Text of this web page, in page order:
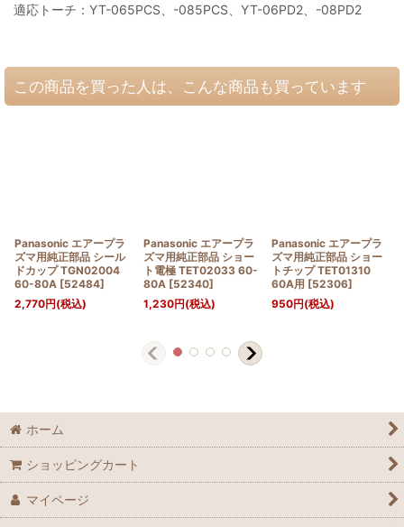
適応トーチ：YT-065PCS、-085PCS、YT-06PD2、-08PD2
この商品を買った人は、こんな商品も買っています
Panasonic エアープラ
ズマ用純正部品 シール
ドカップ TGN02004
60-80A [52484]
2,770円(税込)
Panasonic エアープラ
ズマ用純正部品 ショー
ト電極 TET02033 60-
80A [52340]
1,230円(税込)
Panasonic エアープラ
ズマ用純正部品 ショー
トチップ TET01310
60A用 [52306]
950円(税込)
ホーム
ショッピングカート
マイページ